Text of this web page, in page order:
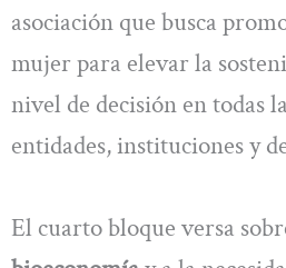
asociación que busca
mujer para elevar la
nivel de decisión en todas
entidades, instituciones y
El cuarto bloque versa